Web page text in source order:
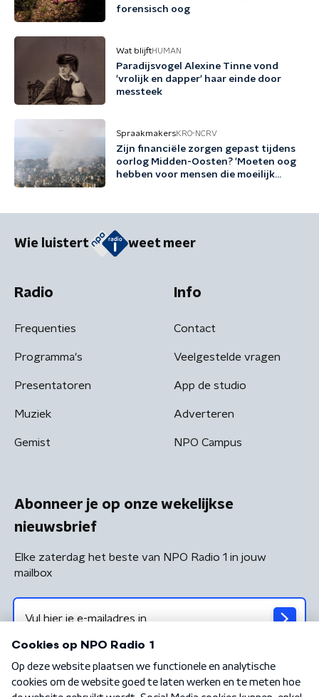
forensisch oog
Wat blijftHUMAN
Paradijsvogel Alexine Tinne vond
'vrolijk en dapper' haar einde door
messteek
SpraakmakersKRO-NCRV
Zijn financiële zorgen gepast tijdens
oorlog Midden-Oosten? 'Moeten oog
hebben voor mensen die moeilijk
Wie luistert weet meer
Radio
Frequenties
Programma's
Presentatoren
Muziek
Gemist
Info
Contact
Veelgestelde vragen
App de studio
Adverteren
NPO Campus
Abonneer je op onze wekelijkse
nieuwsbrief
Elke zaterdag het beste van NPO Radio 1 in jouw
mailbox